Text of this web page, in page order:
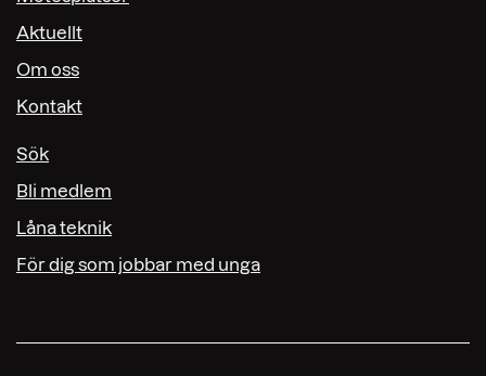
Aktuellt
Om oss
Kontakt
Sök
Bli medlem
Låna teknik
För dig som jobbar med unga